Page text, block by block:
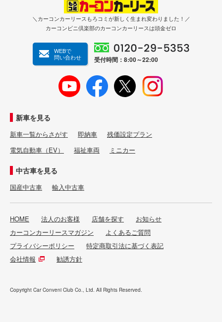
＼カーコンカーリースもろコミが新しく生まれ変わりました！／
カーコンビニ倶楽部のカーコンカーリースは頭金ゼロ
WEBで
問い合わせ
受付時間：8:00～22:00
新車を見る
新車一覧からさがす 即納車
残価設定プラン
電気自動車（EV）
福祉車両 ミニカー
中古車を見る
国産中古車 輸入中古車
HOME 法人のお客様 店舗を探す
お知らせ
カーコンカーリースマガジン
よくあるご質問
プライバシーポリシー
特定商取引法に基づく表記
会社情報
勧誘方針
Copyright Car Conveni Club Co., Ltd. All Rights Reserved.